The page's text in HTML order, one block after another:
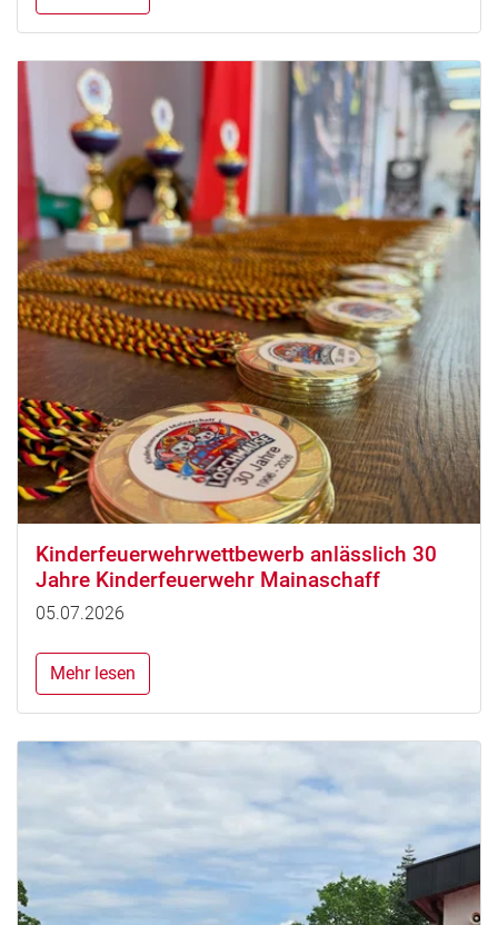
Kinderfeuerwehrwettbewerb anlässlich 30
Jahre Kinderfeuerwehr Mainaschaff
05.07.2026
Mehr lesen